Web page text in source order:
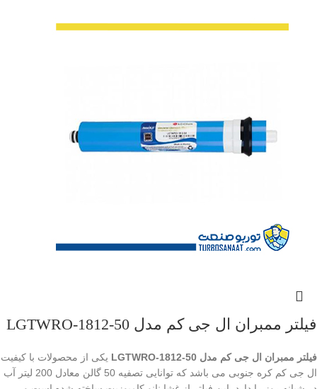
فیلتر ممبران ال جی کم مدل LGTWRO-1812-50
فیلتر ممبران ال جی کم مدل LGTWRO-1812-50
یکی از محصولات با کیفیت
ال جی کم کره جنوبی می باشد که توانایی تصفیه 50 گالن معادل 200 لیتر آب